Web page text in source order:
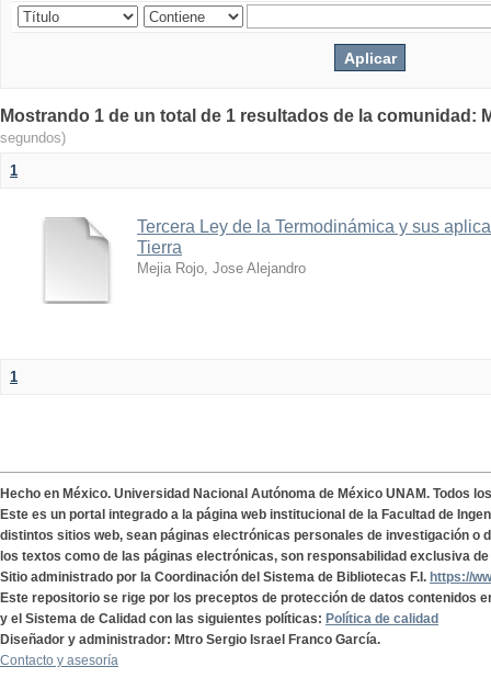
Mostrando 1 de un total de 1 resultados de la comunidad:
segundos)
1
Tercera Ley de la Termodinámica y sus
Tierra
Mejia Rojo, Jose Alejandro
1
Hecho en México. Universidad Nacional Autónoma de México UNAM. Todos
Este es un portal integrado a la página web institucional de la Facultad de
distintos sitios web, sean páginas electrónicas personales de investigación o
los textos como de las páginas electrónicas, son responsabilidad exclusiva
Sitio administrado por la Coordinación del Sistema de Bibliotecas F.I. https://
Este repositorio se rige por los preceptos de protección de datos contenidos
y el Sistema de Calidad con las siguientes políticas: Política de calidad
Diseñador y administrador: Mtro Sergio Israel Franco García.
Contacto y asesoría